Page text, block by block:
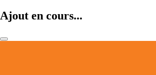
Ajout en cours...